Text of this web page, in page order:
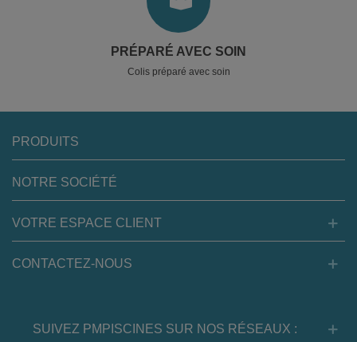
PRÉPARÉ AVEC SOIN
Colis préparé avec soin
PRODUITS
NOTRE SOCIÉTÉ
VOTRE ESPACE CLIENT
CONTACTEZ-NOUS
SUIVEZ PMPISCINES SUR NOS RÉSEAUX :